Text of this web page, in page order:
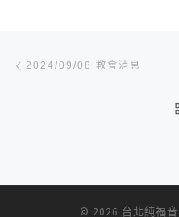
2024/09/08 教會消息
© 2026 台北純福音